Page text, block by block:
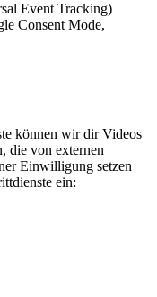
Event Tracking)
Consent Mode,
können wir dir Videos
die von externen
Einwilligung setzen
ein: